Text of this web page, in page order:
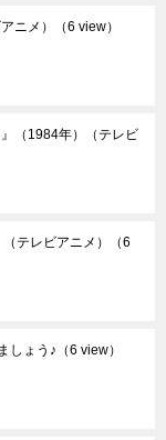
ニメ） （6 view）
』（1984年）（テレビ
テレビアニメ）
（6
しょう♪ （6 view）